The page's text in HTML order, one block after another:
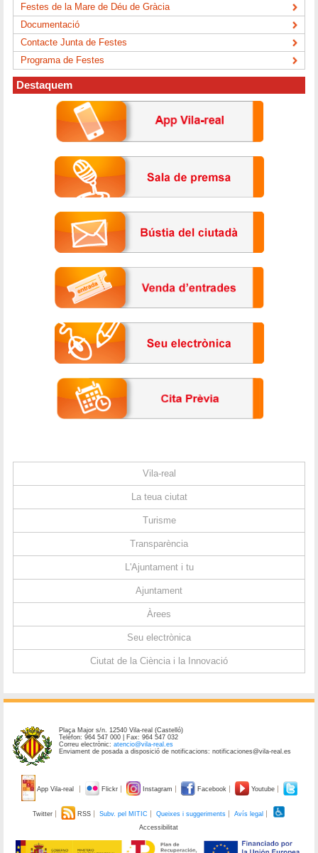
Festes de la Mare de Déu de Gràcia
Documentació
Contacte Junta de Festes
Programa de Festes
Destaquem
Vila-real
La teua ciutat
Turisme
Transparència
L'Ajuntament i tu
Ajuntament
Àrees
Seu electrònica
Ciutat de la Ciència i la Innovació
Plaça Major s/n. 12540 Vila-real (Castelló)
Telèfon: 964 547 000 | Fax: 964 547 032
Correu electrònic:atencio@vila-real.es
Enviament de posada a disposició de notificacions: notificaciones@vila-real.es
App Vila-real Flickr Instagram Facebook Youtube
Twitter RSS Subv. pel MITIC Queixes i suggeriments
Avís legal
Accessibilitat